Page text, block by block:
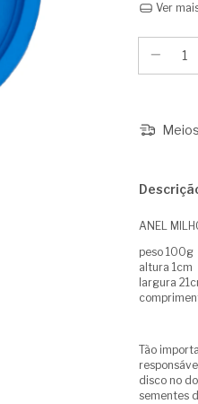
Ver
ANEL
peso 100g
altura 1cm
largura
Tão
disco no
sementes